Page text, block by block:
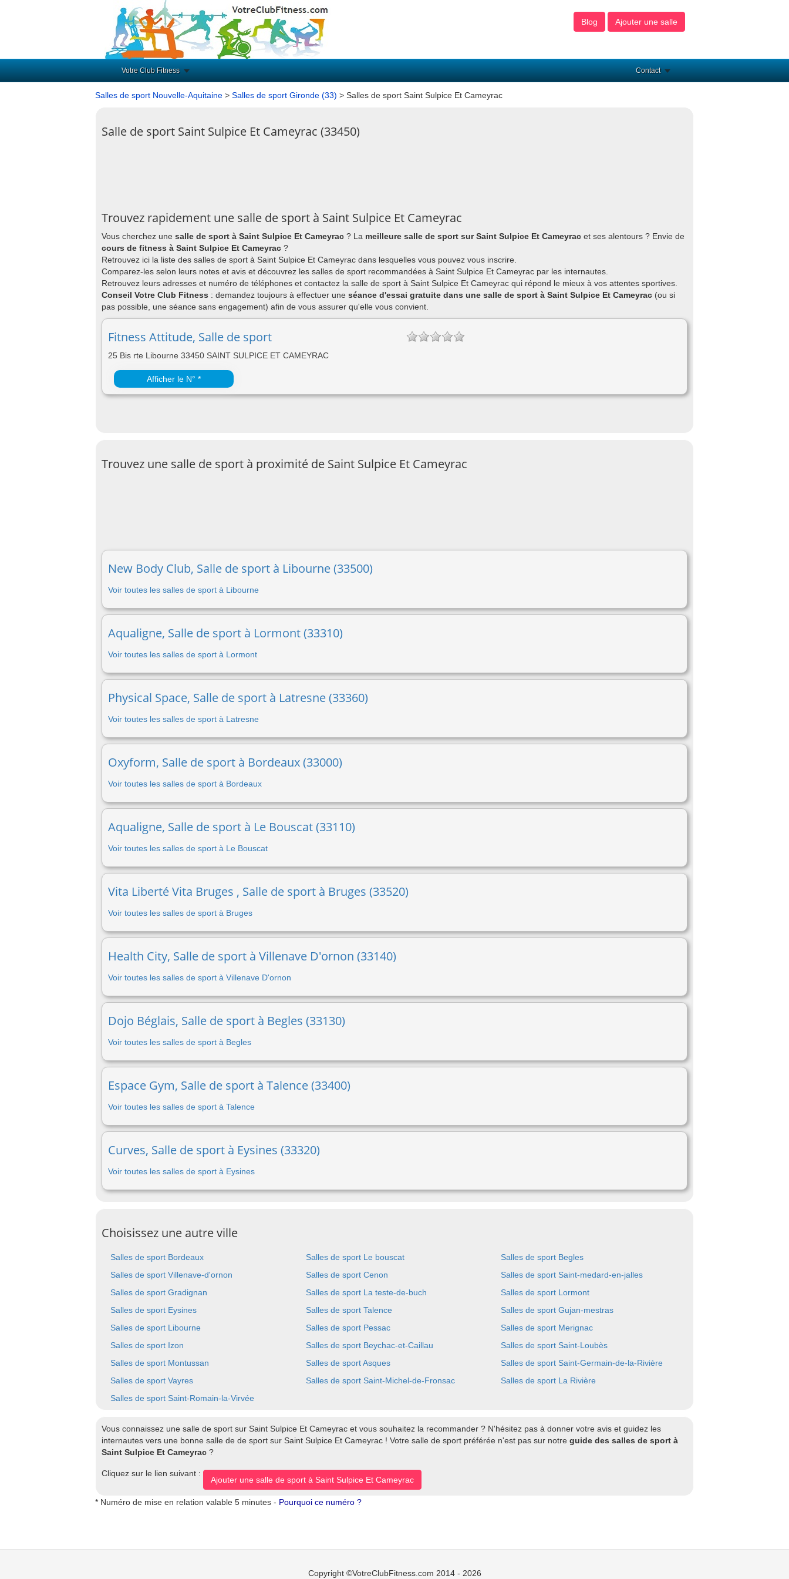
Blog Ajouter une salle
Votre Club Fitness Contact
Salles de sport Nouvelle-Aquitaine > Salles de sport Gironde (33) > Salles de sport Saint Sulpice Et Cameyrac
Salle de sport Saint Sulpice Et Cameyrac (33450)
Trouvez rapidement une salle de sport à Saint Sulpice Et Cameyrac
Vous cherchez une salle de sport à Saint Sulpice Et Cameyrac ? La meilleure salle de sport sur Saint Sulpice Et Cameyrac et ses alentours ? Envie de
cours de fitness à Saint Sulpice Et Cameyrac ?
Retrouvez ici la liste des salles de sport à Saint Sulpice Et Cameyrac dans lesquelles vous pouvez vous inscrire.
Comparez-les selon leurs notes et avis et découvrez les salles de sport recommandées à Saint Sulpice Et Cameyrac par les internautes.
Retrouvez leurs adresses et numéro de téléphones et contactez la salle de sport à Saint Sulpice Et Cameyrac qui répond le mieux à vos attentes sportives.
Conseil Votre Club Fitness : demandez toujours à effectuer une séance d'essai gratuite dans une salle de sport à Saint Sulpice Et Cameyrac (ou si
pas possible, une séance sans engagement) afin de vous assurer qu'elle vous convient.
Fitness Attitude, Salle de sport
25 Bis rte Libourne 33450 SAINT SULPICE ET CAMEYRAC
Afficher le N° *
Trouvez une salle de sport à proximité de Saint Sulpice Et Cameyrac
New Body Club, Salle de sport à Libourne (33500)
Voir toutes les salles de sport à Libourne
Aqualigne, Salle de sport à Lormont (33310)
Voir toutes les salles de sport à Lormont
Physical Space, Salle de sport à Latresne (33360)
Voir toutes les salles de sport à Latresne
Oxyform, Salle de sport à Bordeaux (33000)
Voir toutes les salles de sport à Bordeaux
Aqualigne, Salle de sport à Le Bouscat (33110)
Voir toutes les salles de sport à Le Bouscat
Vita Liberté Vita Bruges , Salle de sport à Bruges (33520)
Voir toutes les salles de sport à Bruges
Health City, Salle de sport à Villenave D'ornon (33140)
Voir toutes les salles de sport à Villenave D'ornon
Dojo Béglais, Salle de sport à Begles (33130)
Voir toutes les salles de sport à Begles
Espace Gym, Salle de sport à Talence (33400)
Voir toutes les salles de sport à Talence
Curves, Salle de sport à Eysines (33320)
Voir toutes les salles de sport à Eysines
Choisissez une autre ville
Salles de sport Bordeaux Salles de sport Le bouscat
Salles de sport Begles
Salles de sport Villenave-d'ornon
Salles de sport Cenon
Salles de sport Saint-medard-en-jalles
Salles de sport Gradignan
Salles de sport La teste-de-buch
Salles de sport Lormont
Salles de sport Eysines
Salles de sport Talence
Salles de sport Gujan-mestras
Salles de sport Libourne
Salles de sport Pessac
Salles de sport Merignac
Salles de sport Izon
Salles de sport Beychac-et-Caillau
Salles de sport Saint-Loubès
Salles de sport Montussan
Salles de sport Asques
Salles de sport Saint-Germain-de-la-Rivière
Salles de sport Vayres
Salles de sport Saint-Michel-de-Fronsac
Salles de sport La Rivière
Salles de sport Saint-Romain-la-Virvée
Vous connaissez une salle de sport sur Saint Sulpice Et Cameyrac et vous souhaitez la recommander ? N'hésitez pas à donner votre avis et guidez les
internautes vers une bonne salle de de sport sur Saint Sulpice Et Cameyrac ! Votre salle de sport préférée n'est pas sur notre guide des salles de sport à
Saint Sulpice Et Cameyrac ?
Cliquez sur le lien suivant :
Ajouter une salle de sport à Saint Sulpice Et Cameyrac
* Numéro de mise en relation valable 5 minutes - Pourquoi ce numéro ?
Copyright ©VotreClubFitness.com 2014 - 2026